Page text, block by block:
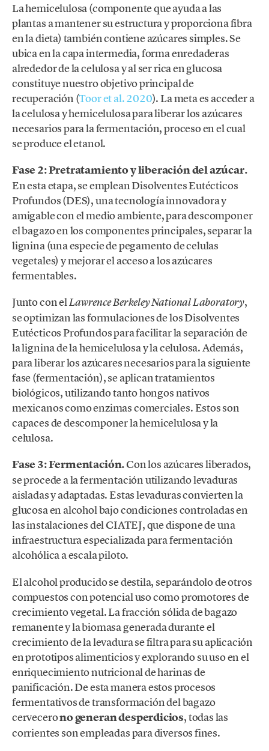
La hemicelulosa (componente que ayuda a las
plantas a mantener su estructura y proporciona fibra
en la dieta) también contiene azúcares simples. Se
ubica en la capa intermedia, forma enredaderas
alrededor de la celulosa y al ser rica en glucosa
constituye nuestro objetivo principal de
recuperación (Toor et al. 2020). La meta es acceder a
la celulosa y hemicelulosa para liberar los azúcares
necesarios para la fermentación, proceso en el cual
se produce el etanol.
Fase 2: Pretratamiento y liberación del azúcar.
En esta etapa, se emplean Disolventes Eutécticos
Profundos (DES), una tecnología innovadora y
amigable con el medio ambiente, para descomponer
el bagazo en los componentes principales, separar la
lignina (una especie de pegamento de celulas
vegetales) y mejorar el acceso a los azúcares
fermentables.
Junto con elLawrence Berkeley National Laboratory,
se optimizan las formulaciones de los Disolventes
Eutécticos Profundos para facilitar la separación de
la lignina de la hemicelulosa y la celulosa. Además,
para liberar los azúcares necesarios para la siguiente
fase (fermentación), se aplican tratamientos
biológicos, utilizando tanto hongos nativos
mexicanos como enzimas comerciales. Estos son
capaces de descomponer la hemicelulosa y la
celulosa.
Fase 3: Fermentación.Con los azúcares liberados,
se procede a la fermentación utilizando levaduras
aisladas y adaptadas. Estas levaduras convierten la
glucosa en alcohol bajo condiciones controladas en
las instalaciones del CIATEJ, que dispone de una
infraestructura especializada para fermentación
alcohólica a escala piloto.
El alcohol producido se destila, separándolo de otros
compuestos con potencial uso como promotores de
crecimiento vegetal. La fracción sólida de bagazo
remanente y la biomasa generada durante el
crecimiento de la levadura se filtra para su aplicación
en prototipos alimenticios y explorando su uso en el
enriquecimiento nutricional de harinas de
panificación. De esta manera estos procesos
fermentativos de transformación del bagazo
cervecerono generan desperdicios, todas las
corrientes son empleadas para diversos fines.